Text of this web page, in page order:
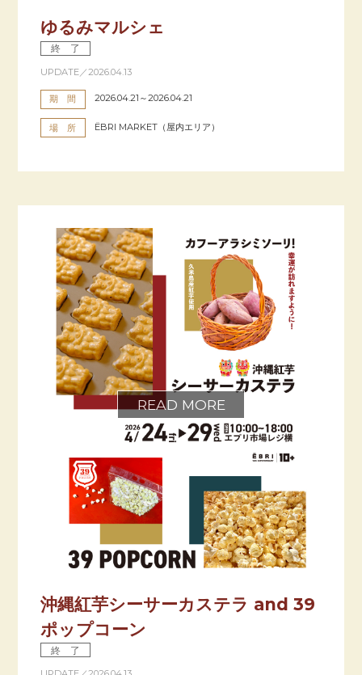
沖縄紅芋シーサーカステラ and 39
ポップコーン
終 了
ゆるみマルシェ
終 了
UPDATE／2026.04.13
期 間 2026.04.21～2026.04.21
場 所 ËBRI MARKET（屋内エリア）